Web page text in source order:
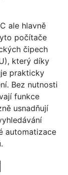
ale hlavně
počítače
čipech
který díky
prakticky
Bez nutnosti
funkce
usnadňují
automatizace